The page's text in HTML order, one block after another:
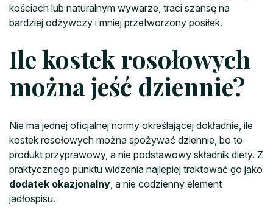
kościach lub naturalnym wywarze, traci szansę na
bardziej odżywczy i mniej przetworzony posiłek.
Ile kostek rosołowych
można jeść dziennie?
Nie ma jednej oficjalnej normy określającej dokładnie, ile
kostek rosołowych można spożywać dziennie, bo to
produkt przyprawowy, a nie podstawowy składnik diety. Z
praktycznego punktu widzenia najlepiej traktować go jako
dodatek okazjonalny , a nie codzienny element
jadłospisu.